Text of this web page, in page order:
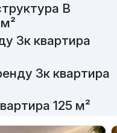
В
3к квартира
3к квартира
125 м²